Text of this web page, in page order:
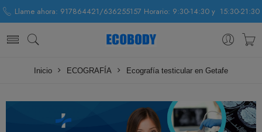
Llame ahora: 917864421/636255157 Horario: 9:30-14:30 y 15:30-21:30
Inicio ECOGRAFÍA Ecografía testicular en Getafe